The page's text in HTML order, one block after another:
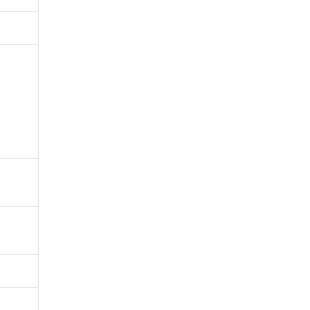
させていただ
了承ください。
き作成されるも
をご了承くださ
御機器販売店・
ようお願いしま
にご登録され
社の共同利用者
とをご了承くだ
ず変更すること
1000ppm以下、
下、フタル酸ジブチ
) : 1000ppm、
、
ない年数を意
貨物等」とい
要な手段を講じ
これらの製造装
通知します。
、取り引きをい
ムロン制御